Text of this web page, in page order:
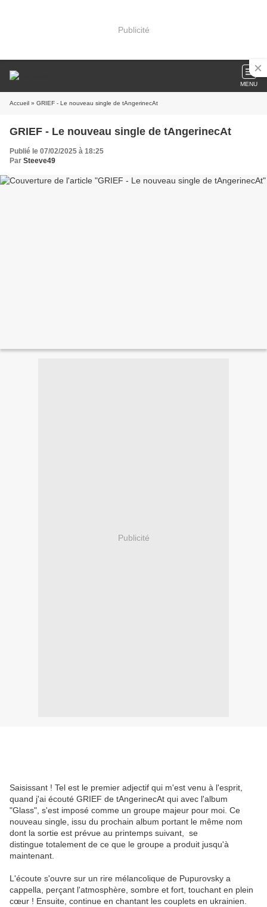
Publicité
MENU
Accueil » GRIEF - Le nouveau single de tAngerinecAt
GRIEF - Le nouveau single de tAngerinecAt
Publié le 07/02/2025 à 18:25
Par Steeve49
Publicité
Saisissant ! Tel est le premier adjectif qui m'est venu à l'esprit,
quand j'ai écouté GRIEF de tAngerinecAt qui avec l'album
"Glass", s'est imposé comme un groupe majeur pour moi. Ce
nouveau single, issu du prochain album portant le même nom
dont la sortie est prévue au printemps suivant, se
distingue totalement de ce que le groupe a produit jusqu'à
maintenant.
L'écoute s'ouvre sur un rire mélancolique de Pupurovsky a
cappella, perçant l'atmosphère, sombre et fort, touchant en plein
cœur ! Ensuite, continue en chantant les couplets en ukrainien.